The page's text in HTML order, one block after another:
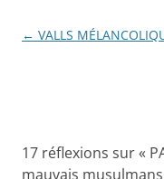
Navigation
← VALLS
17 réflexions sur «
mauvais musulmans